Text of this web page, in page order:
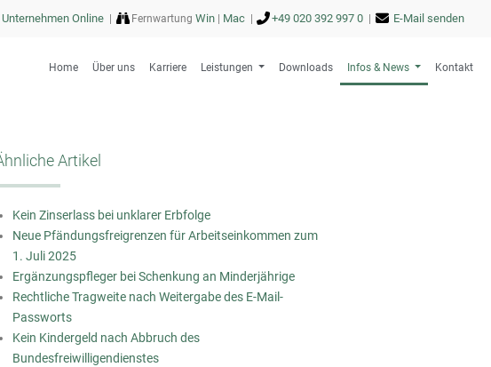
Unternehmen Online| Fernwartung Win| Mac| +49 020 392 997 0 E-Mail senden
Home Über uns Karriere Leistungen Downloads Infos & News Kontakt
Artikel
Kein Zinserlass bei unklarer Erbfolge
Neue Pfändungsfreigrenzen für Arbeitseinkommen zum
1. Juli 2025
Ergänzungspfleger bei Schenkung an Minderjährige
Rechtliche Tragweite nach Weitergabe des E-Mail-
Passworts
Kein Kindergeld nach Abbruch des
Bundesfreiwilligendienstes